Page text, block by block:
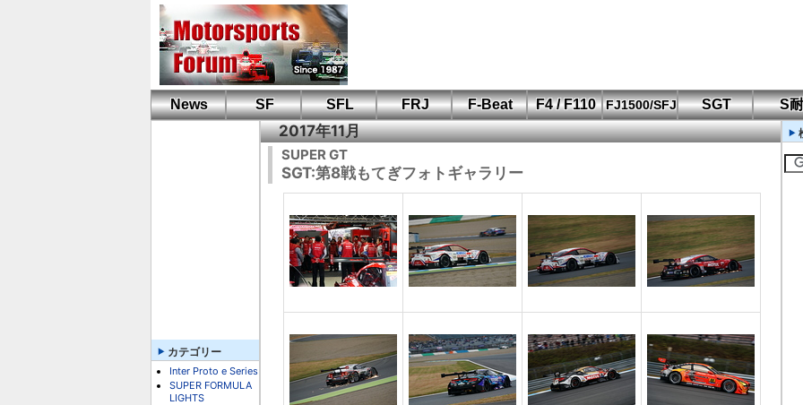
News SF SFL FRJ F-Beat
F4 / F110
FIA-F4
F110 CUP
FJ1500/SFJ
鈴鹿・岡山
もてぎ・菅生
筑波・冨士
Aポリス
SFJ D-Cup
SFJ日本一
SGT S耐
カテゴリー
Inter Proto e Series
SUPER FORMULA
LIGHTS
2017年11月
SUPER GT
SGT:第8戦もてぎフォトギャラリー